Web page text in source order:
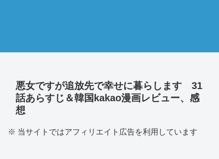
悪女ですが追放先で幸せに暮らします 31
話あらすじ＆韓国kakao漫画レビュー、感
想
※ 当サイトではアフィリエイト広告を利用しています